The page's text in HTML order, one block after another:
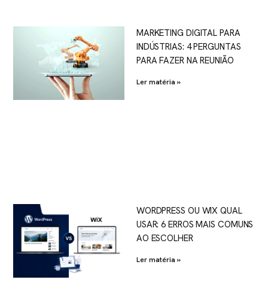
MARKETING DIGITAL PARA
INDÚSTRIAS: 4 PERGUNTAS
PARA FAZER NA REUNIÃO
Ler matéria »
WORDPRESS OU WIX QUAL
USAR: 6 ERROS MAIS COMUNS
AO ESCOLHER
Ler matéria »